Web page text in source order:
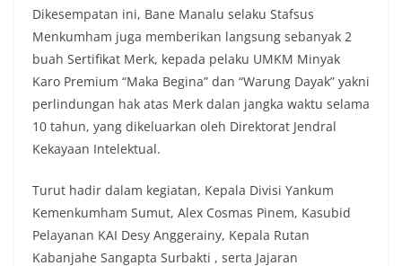
warga dalam menyambut Hari Kemerdekaan RI.
Bhabinkamtibmas Polsek Medan Sunggal
Sambangi Warga Kelurahan Sunggal, Ingatkan
Pemasangan Bendera Merah Putih Jelang HUT
Kemerdekaan RI‎‎Medan, 5 Agustus 2026 — Dalam
rangka menyambut Hari Ulang Tahun
Kemerdekaan Republik Indonesia yang ke-81,
Bhabinkamtibmas Kelurahan Sunggal, Aiptu
Muliyadi Suraukur, melaksanakan kegiatan
warga di wilayah Kelurahan Sunggal, Kecamatan
Medan Sunggal, pada Rabu (05/08/2026).‎‎Kegiatan
hingga selesai, menyasar rumah-rumah warga di
beberapa lingkungan yang ada di kelurahan
Dikesempatan ini, Bane Manalu selaku Stafsus
Menkumham juga memberikan langsung sebanyak 2
buah Sertifikat Merk, kepada pelaku UMKM Minyak
Karo Premium “Maka Begina” dan “Warung Dayak” yakni
perlindungan hak atas Merk dalan jangka waktu selama
10 tahun, yang dikeluarkan oleh Direktorat Jendral
Kekayaan Intelektual.
Turut hadir dalam kegiatan, Kepala Divisi Yankum
Kemenkumham Sumut, Alex Cosmas Pinem, Kasubid
Pelayanan KAI Desy Anggerainy, Kepala Rutan
Kabanjahe Sangapta Surbakti , serta Jajaran